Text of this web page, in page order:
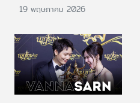
19 พฤษภาคม 2026